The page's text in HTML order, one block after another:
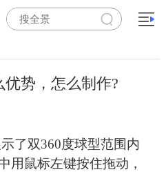
优势，怎么制作?
了双360度球型范围内
用鼠标左键按住拖动，